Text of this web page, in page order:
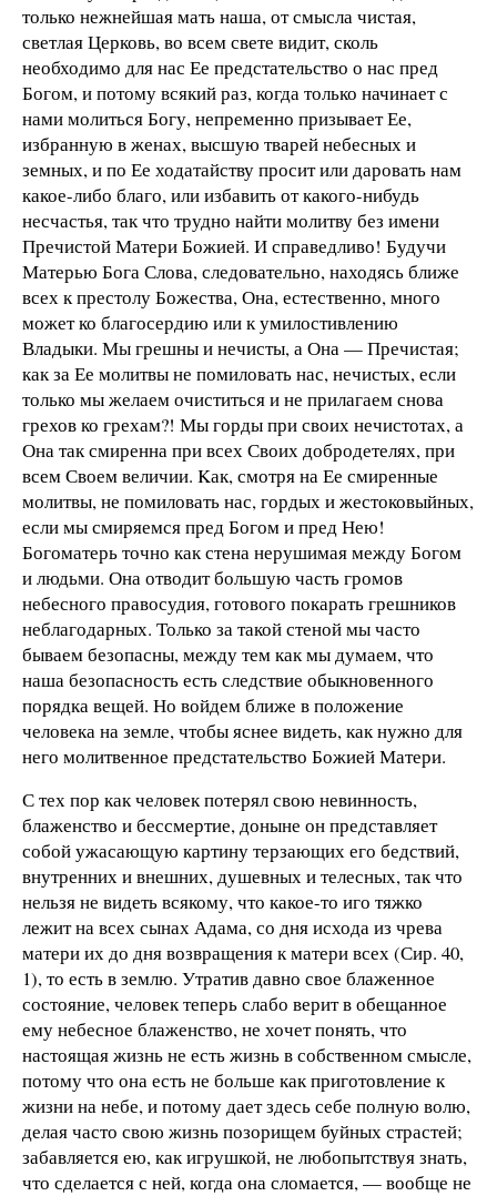
только нежнейшая мать наша, от смысла чистая,
светлая Церковь, во всем свете видит, сколь
необходимо для нас Ее предстательство о нас пред
Богом, и потому всякий раз, когда только начинает с
нами молиться Богу, непременно призывает Ее,
избранную в женах, высшую тварей небесных и
земных, и по Ее ходатайству просит или даровать нам
какое-либо благо, или избавить от какого-нибудь
несчастья, так что трудно найти молитву без имени
Пречистой Матери Божией. И справедливо! Будучи
Матерью Бога Слова, следовательно, находясь ближе
всех к престолу Божества, Она, естественно, много
может ко благосердию или к умилостивлению
Владыки. Мы грешны и нечисты, а Она — Пречистая;
как за Ее молитвы не помиловать нас, нечистых, если
только мы желаем очиститься и не прилагаем снова
грехов ко грехам?! Мы горды при своих нечистотах, а
Она так смиренна при всех Своих добродетелях, при
всем Своем величии. Kак, смотря на Ее смиренные
молитвы, не помиловать нас, гордых и жестоковыйных,
если мы смиряемся пред Богом и пред Нею!
Богоматерь точно как стена нерушимая между Богом
и людьми. Она отводит большую часть громов
небесного правосудия, готового покарать грешников
неблагодарных. Только за такой стеной мы часто
бываем безопасны, между тем как мы думаем, что
наша безопасность есть следствие обыкновенного
порядка вещей. Но войдем ближе в положение
человека на земле, чтобы яснее видеть, как нужно для
него молитвенное предстательство Божией Матери.
С тех пор как человек потерял свою невинность,
блаженство и бессмертие, доныне он представляет
собой ужасающую картину терзающих его бедствий,
внутренних и внешних, душевных и телесных, так что
нельзя не видеть всякому, что какое-то иго тяжко
лежит на всех сынах Адама, со дня исхода из чрева
матери их до дня возвращения к матери всех (Сир. 40,
1), то есть в землю. Утратив давно свое блаженное
состояние, человек теперь слабо верит в обещанное
ему небесное блаженство, не хочет понять, что
настоящая жизнь не есть жизнь в собственном смысле,
потому что она есть не больше как приготовление к
жизни на небе, и потому дает здесь себе полную волю,
делая часто свою жизнь позорищем буйных страстей;
забавляется ею, как игрушкой, не любопытствуя знать,
что сделается с ней, когда она сломается, — вообще не